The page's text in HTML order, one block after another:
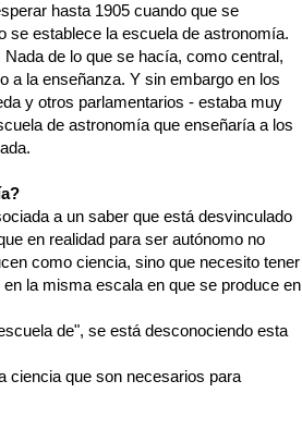
hasta 1905 cuando que se
se establece la escuela de astronomía.
de lo que se hacía, como central,
a la enseñanza. Y sin embargo en los
y otros parlamentarios - estaba muy
de astronomía que enseñaría a los
a un saber que está desvinculado
en realidad para ser autónomo no
como ciencia, sino que necesito tener
la misma escala en que se produce en
de", se está desconociendo esta
ciencia que son necesarios para